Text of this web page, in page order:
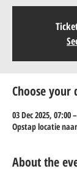
Choose your
03 Dec 2025, 07:00
Opstap locatie
About the